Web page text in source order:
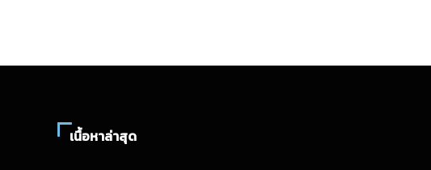
เนื้อหาล่าสุด